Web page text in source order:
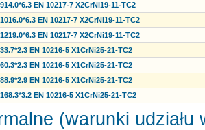
EN 10217-7 X2CrNi19-11-TC2
EN 10217-7 X2CrNi19-11-TC2
EN 10217-7 X2CrNi19-11-TC2
EN 10216-5 X1CrNi25-21-TC2
EN 10216-5 X1CrNi25-21-TC2
EN 10216-5 X1CrNi25-21-TC2
EN 10216-5 X1CrNi25-21-TC2
(warunki udziału